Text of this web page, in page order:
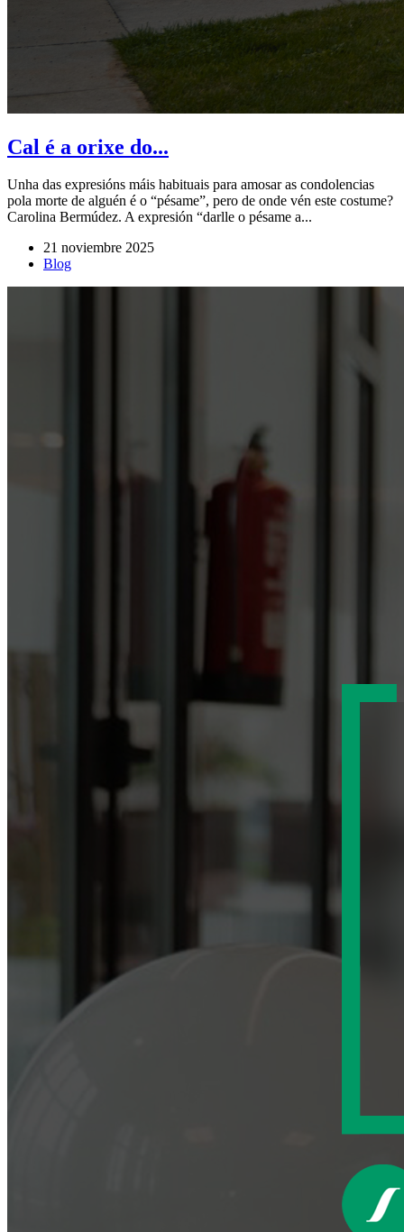
Cal é a orixe do...
Unha das expresións máis habituais para amosar as condolencias
pola morte de alguén é o “pésame”, pero de onde vén este costume?
Carolina Bermúdez. A expresión “darlle o pésame a...
21 noviembre 2025
Blog